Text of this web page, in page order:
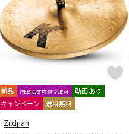
新品 WEB注文店頭受取可
動画あり
キャンペーン
送料無料
Zildjian